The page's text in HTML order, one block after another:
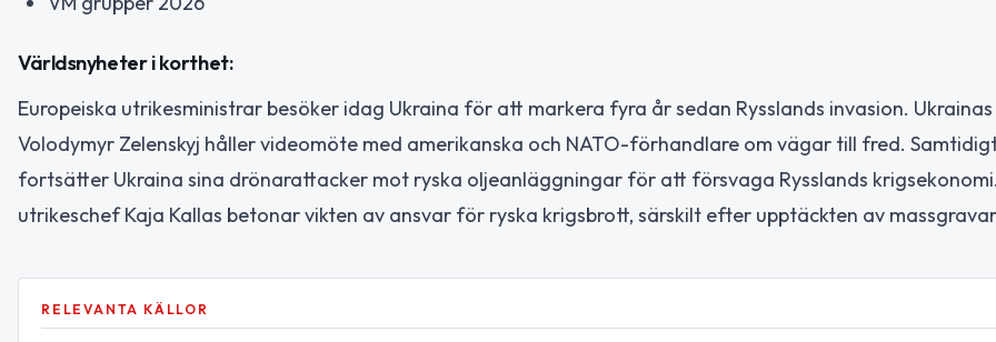
Världsnyheter i korthet:
Europeiska utrikesministrar besöker idag Ukraina för att markera fyra år sedan Rysslands invasion.
Volodymyr Zelenskyj håller videomöte med amerikanska och NATO-förhandlare om vägar till fred.
fortsätter Ukraina sina drönarattacker mot ryska oljeanläggningar för att försvaga Rysslands krigsekonomi.
utrikeschef Kaja Kallas betonar vikten av ansvar för ryska krigsbrott, särskilt efter upptäckten av
RELEVANTA KÄLLOR